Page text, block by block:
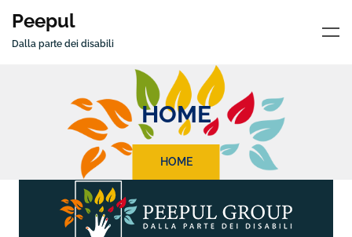
Peepul
Dalla parte dei disabili
HOME
HOME